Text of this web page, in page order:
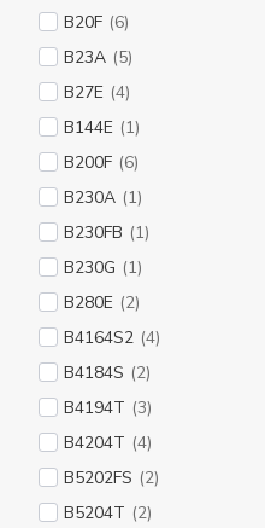
B20F (6)
B23A (5)
B27E (4)
B144E (1)
B200F (6)
B230A (1)
B230FB (1)
B230G (1)
B280E (2)
B4164S2 (4)
B4184S (2)
B4194T (3)
B4204T (4)
B5202FS (2)
B5204T (2)